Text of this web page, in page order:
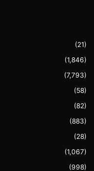
(21)
(1,846)
(7,793)
(58)
(82)
(883)
(28)
(1,067)
(998)